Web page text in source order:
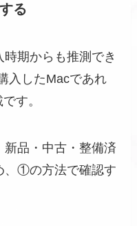
る
期からも推測でき
入したMacであれ
す。
品・中古・整備済
、①の方法で確認す